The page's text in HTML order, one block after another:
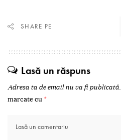
SHARE PE
Lasă un răspuns
Adresa ta de email nu va fi publicată.
marcate cu *